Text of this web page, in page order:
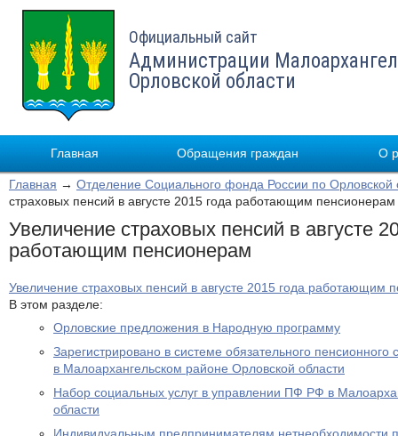
Официальный сайт
Администрации
Орловской области
Главная Обращения граждан О
Главная → Отделение Социального фонда России по Орловской
страховых пенсий в августе 2015 года работающим пенсионерам
Увеличение страховых пенсий в августе
работающим пенсионерам
Увеличение страховых пенсий в августе 2015 года работающим
В этом разделе:
Орловские предложения в Народную программу
Зарегистрировано в системе обязательного
в Малоархангельском районе Орловской области
Набор социальных услуг в управлении ПФ РФ в
области